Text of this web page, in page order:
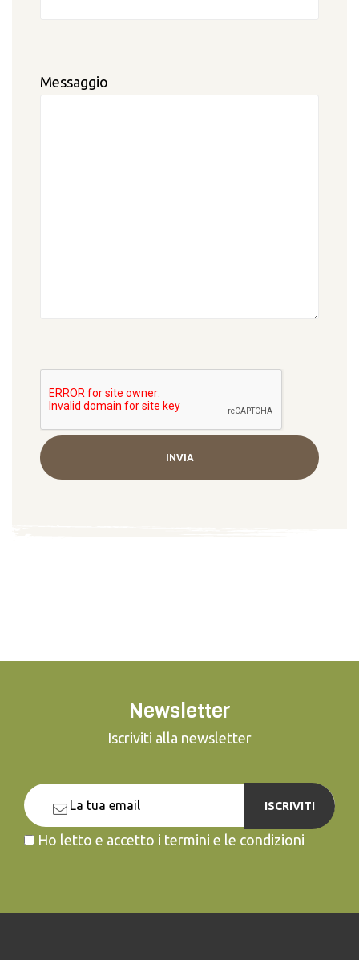
Messaggio
Newsletter
Iscriviti alla newsletter
ISCRIVITI
Ho letto e accetto i termini e le condizioni